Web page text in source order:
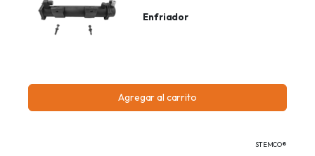
Enfriador
Agregar al carrito
STEMCO®